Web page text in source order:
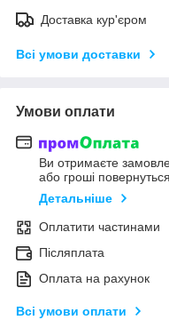
Доставка кур'єром
Всі умови доставки
Умови оплати
Ви отримаєте
або гроші
Детальніше
Оплатити частинами
Післяплата
Оплата на рахунок
Всі умови оплати